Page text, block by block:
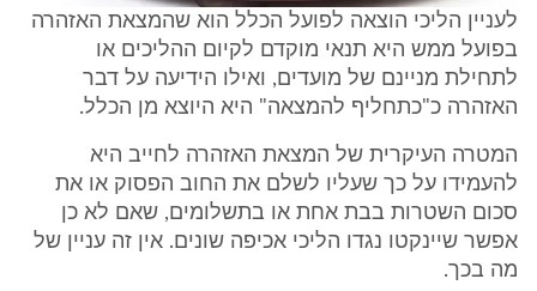
לעניין הליכי הוצאה לפועל הכלל הוא שהמצאת האזהרה
בפועל ממש היא תנאי מוקדם לקיום ההליכים או
לתחילת מניינם של מועדים, ואילו הידיעה על דבר
האזהרה כ"כתחליף להמצאה" היא היוצא מן הכלל.
המטרה העיקרית של המצאת האזהרה לחייב היא
להעמידו על כך שעליו לשלם את החוב הפסוק או את
סכום השטרות בבת אחת או בתשלומים, שאם לא כן
אפשר שיינקטו נגדו הליכי אכיפה שונים. אין זה עניין של
מה בכך.